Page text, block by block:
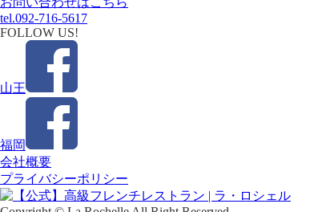
tel.092-716-5617
FOLLOW US!
山王
福岡
会社概要
プライバシーポリシー